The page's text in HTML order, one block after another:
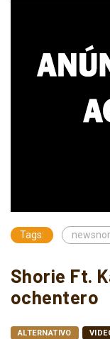
Tags:
Shorie Ft.
ochentero
ALTERNATIVO